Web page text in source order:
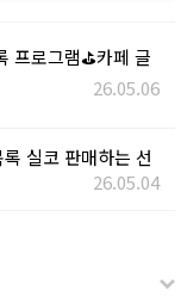
프로그램⛳카페 글
26.05.06
실코 판매하는 선
26.05.04